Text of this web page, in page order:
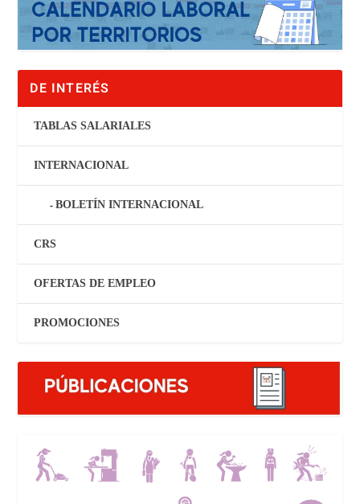
DE INTERÉS
TABLAS SALARIALES
INTERNACIONAL
BOLETÍN INTERNACIONAL
CRS
OFERTAS DE EMPLEO
PROMOCIONES